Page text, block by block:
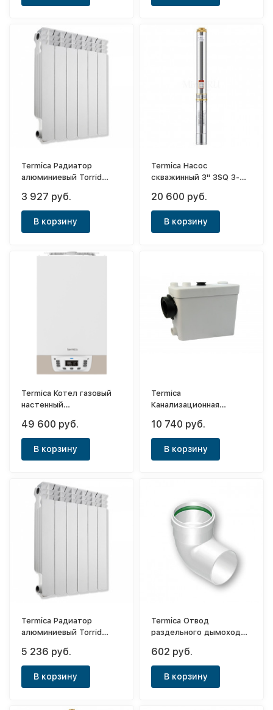
Termica Радиатор
алюминиевый Torrid
3 927 руб.
В корзину
Termica Насос
скважинный 3" 3SQ 3-
20 600 руб.
В корзину
Termica Котел газовый
настенный
49 600 руб.
В корзину
Termica
Канализационная
400 B
10 740 руб.
В корзину
Termica Радиатор
алюминиевый Torrid
5 236 руб.
В корзину
Termica Отвод
раздельного дымохода
602 руб.
В корзину